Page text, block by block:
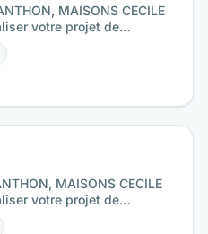
MAISONS CECILE
votre projet de
MAISONS CECILE
votre projet de